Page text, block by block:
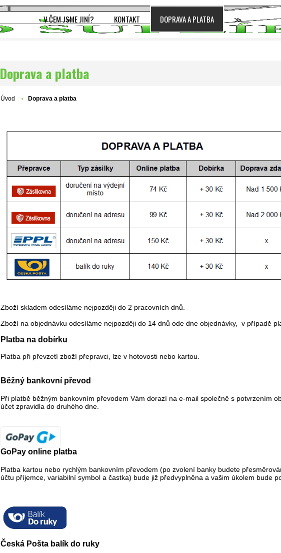
V ČEM JSME JINÍ? KONTAKT DOPRAVA A PLATBA ≫
Doprava a platba
Úvod Doprava a platba
Zboží skladem odesíláme nejpozději do 2 pracovních dnů.
Zboží na objednávku odesíláme nejpozději do 14 dnů ode dne objednávky, v případě
Platba na dobírku
Platba při převzetí zboží přepravci, lze v hotovosti nebo kartou.
Běžný bankovní převod
Při platbě běžným bankovním převodem Vám dorazí na e-mail společně s potvrzením
účet zpravidla do druhého dne.
GoPay online platba
Platba kartou nebo rychlým bankovním převodem (po zvolení banky budete
účtu příjemce, variabilní symbol a častka) bude již předvyplněna a vašim úkolem bude
Česká Pošta balík do ruky